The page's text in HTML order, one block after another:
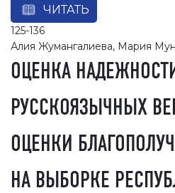
ЧИТАТЬ
125-136
Алия Жумангалиева, Мария
ОЦЕНКА
РУССКОЯЗЫЧНЫХ
ОЦЕНКИ
НА ВЫБОРКЕ